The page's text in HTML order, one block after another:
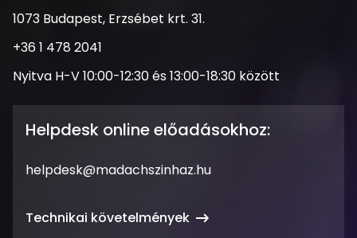
Cím
1073 Budapest, Erzsébet krt. 31.
Telefonszám
+36 1 478 2041
Nyitva
Nyitva H-V 10:00-12:30 és 13:00-18:30 között
Helpdesk online előadásokhoz:
Email
helpdesk@madachszinhaz.hu
Technikai követelmények